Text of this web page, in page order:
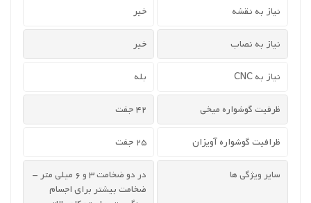
نیاز به نقشه خیر
نیاز به نصاب خیر
نیاز به CNC بله
ظرفیت گوشواره میخی 42 جفت
ظرافیت گوشواره آویزان 25 جفت
سایر ویژگی ها
در دو ضخامت 3 و 6 میلی متر -
ضخامت بیشتر برای اجسام